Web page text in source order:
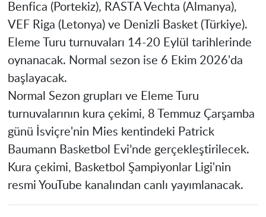
Benfica (Portekiz), RASTA Vechta (Almanya),
VEF Riga (Letonya) ve Denizli Basket (Türkiye).
Eleme Turu turnuvaları 14-20 Eylül tarihlerinde
oynanacak. Normal sezon ise 6 Ekim 2026'da
başlayacak.
Normal Sezon grupları ve Eleme Turu
turnuvalarının kura çekimi, 8 Temmuz Çarşamba
günü İsviçre'nin Mies kentindeki Patrick
Baumann Basketbol Evi’nde gerçekleştirilecek.
Kura çekimi, Basketbol Şampiyonlar Ligi'nin
resmi YouTube kanalından canlı yayımlanacak.